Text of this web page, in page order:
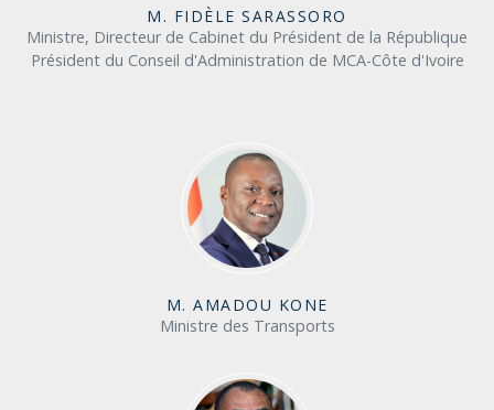
M. FIDÈLE SARASSORO
Ministre, Directeur de Cabinet du Président de la République
Président du Conseil d'Administration de MCA-Côte d'Ivoire
M. AMADOU KONE
Ministre des Transports